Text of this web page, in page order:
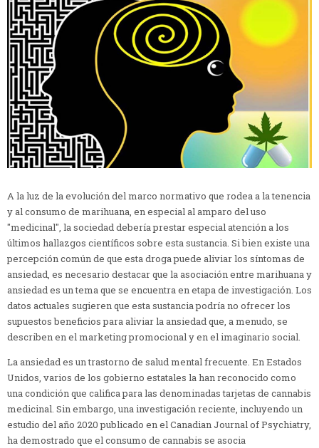
A la luz de la evolución del marco normativo que rodea a la tenencia
y al consumo de marihuana, en especial al amparo del uso
"medicinal", la sociedad debería prestar especial atención a los
últimos hallazgos científicos sobre esta sustancia. Si bien existe una
percepción común de que esta droga puede aliviar los síntomas de
ansiedad, es necesario destacar que la asociación entre marihuana y
ansiedad es un tema que se encuentra en etapa de investigación. Los
datos actuales sugieren que esta sustancia podría no ofrecer los
supuestos beneficios para aliviar la ansiedad que, a menudo, se
describen en el marketing promocional y en el imaginario social.
La ansiedad es un trastorno de salud mental frecuente. En Estados
Unidos, varios de los gobierno estatales la han reconocido como
una condición que califica para las denominadas tarjetas de cannabis
medicinal. Sin embargo, una investigación reciente, incluyendo un
estudio del año 2020 publicado en el Canadian Journal of Psychiatry,
ha demostrado que el consumo de cannabis se asocia